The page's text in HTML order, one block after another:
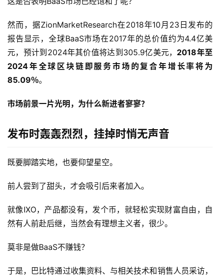
然而，据ZionMarketResearch在2018年10月23日发布的
报告显示，全球BaaS市场在2017年的总价值约为4.4亿美
元，预计到2024年其价值将达到305.9亿美元， 2018年至
2024年全球区块链即服务市场的复合年增长率将为
85.09％。
市场前景一片光明，为什么新进者寥寥？
发布时轰轰烈烈，挂掉时悄无声音
既要脚踏实地，也要仰望星空。
前人尝到了甜头，才会吸引后来者加入。
就像IXO，产品都没有，发个币，就轻松实现财富自由，自
然有人前赴后继，当然会有理想主义者，很少。
莫非是做BaaS不赚钱？
于是，巴比特通过收集资料、与相关技术和销售人员采访，